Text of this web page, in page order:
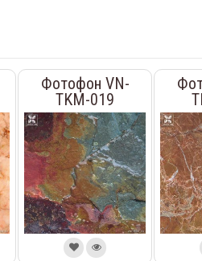
Фотофон VN-
TKM-019